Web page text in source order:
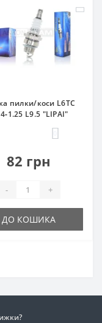
пилки/коси L6TC
L9.5 "LIPAI"
82 грн
- +
ДО КОШИКА